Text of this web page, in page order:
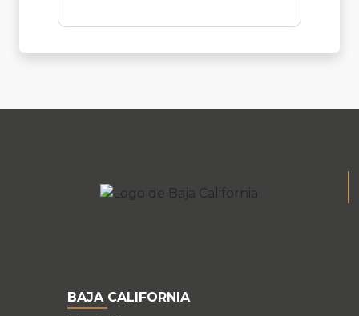
BAJA CALIFORNIA